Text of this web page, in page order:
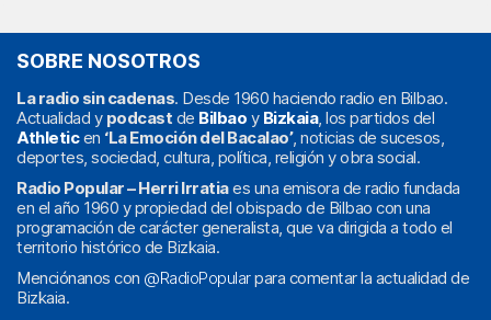
SOBRE NOSOTROS
La radio sin cadenas. Desde 1960 haciendo radio en Bilbao.
Actualidad y podcast de Bilbao y Bizkaia, los partidos del
Athleticen ‘La Emoción del Bacalao’, noticias de sucesos,
deportes, sociedad, cultura, política, religión y obra social.
Radio Popular – Herri Irratiaes una emisora de radio fundada
en el año 1960 y propiedad del obispado de Bilbao con una
programación de carácter generalista, que va dirigida a todo el
territorio histórico de Bizkaia.
Menciónanos con @RadioPopularpara comentar la actualidad de
Bizkaia.